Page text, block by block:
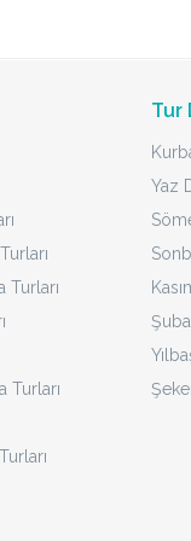
Turları
Turları
Tur
Yaz